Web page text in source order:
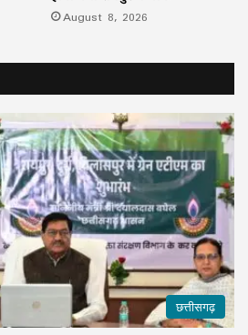
August 8, 2026
छत्तीसगढ़